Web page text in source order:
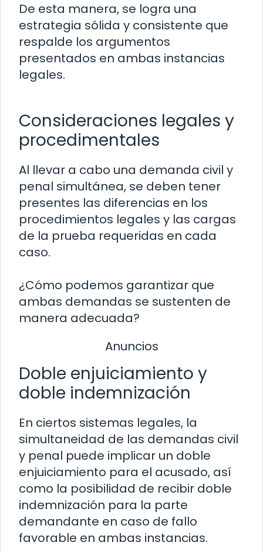
De esta manera, se logra una
estrategia sólida y consistente que
respalde los argumentos
presentados en ambas instancias
legales.
Consideraciones legales y
procedimentales
Al llevar a cabo una demanda civil y
penal simultánea, se deben tener
presentes las diferencias en los
procedimientos legales y las cargas
de la prueba requeridas en cada
caso.
¿Cómo podemos garantizar que
ambas demandas se sustenten de
manera adecuada?
Anuncios
Doble enjuiciamiento y
doble indemnización
En ciertos sistemas legales, la
simultaneidad de las demandas civil
y penal puede implicar un doble
enjuiciamiento para el acusado, así
como la posibilidad de recibir doble
indemnización para la parte
demandante en caso de fallo
favorable en ambas instancias.